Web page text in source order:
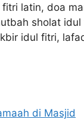
latin, doa
sholat
idul fitri,
di Masjid